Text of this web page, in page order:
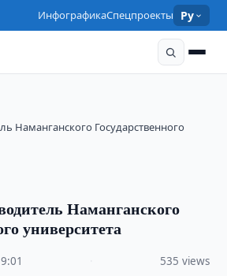
ИнфографикаСпецпроекты Ру
Наманганского Государственного
Наманганского
университета
535 views